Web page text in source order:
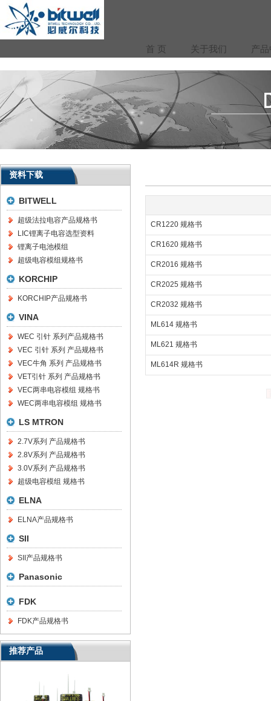
首 页 关于我们 产
资料下载
BITWELL
超级法拉电容产品规格书
LIC锂离子电容选型资料
锂离子电池模组
超级电容模组规格书
KORCHIP
KORCHIP产品规格书
VINA
WEC 引针 系列产品规格书
VEC 引针 系列 产品规格书
VEC牛角 系列 产品规格书
VET引针 系列 产品规格书
VEC两串电容模组 规格书
WEC两串电容模组 规格书
LS MTRON
2.7V系列 产品规格书
2.8V系列 产品规格书
3.0V系列 产品规格书
超级电容模组 规格书
ELNA
ELNA产品规格书
SII
SII产品规格书
Panasonic
FDK
FDK产品规格书
推荐产品
CR1220 规格书
CR1620 规格书
CR2016 规格书
CR2025 规格书
CR2032 规格书
ML614 规格书
ML621 规格书
ML614R 规格书